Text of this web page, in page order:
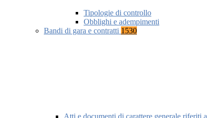
Tipologie di controllo
Obblighi e adempimenti
Bandi di gara e contratti 1530